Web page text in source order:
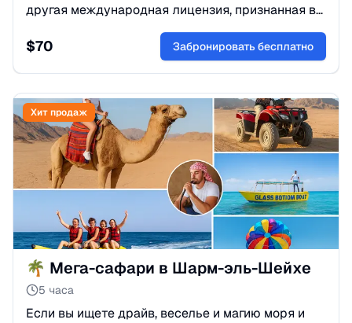
другая международная лицензия, признанная в
Египте — присоединяйтесь и откройте
волшебный подводный мир!Красное море
$70 Забронировать бесплатно
Хит продаж
🌴 Мега-сафари в Шарм-эль-Шейхе
5 часа
Если вы ищете драйв, веселье и магию моря и